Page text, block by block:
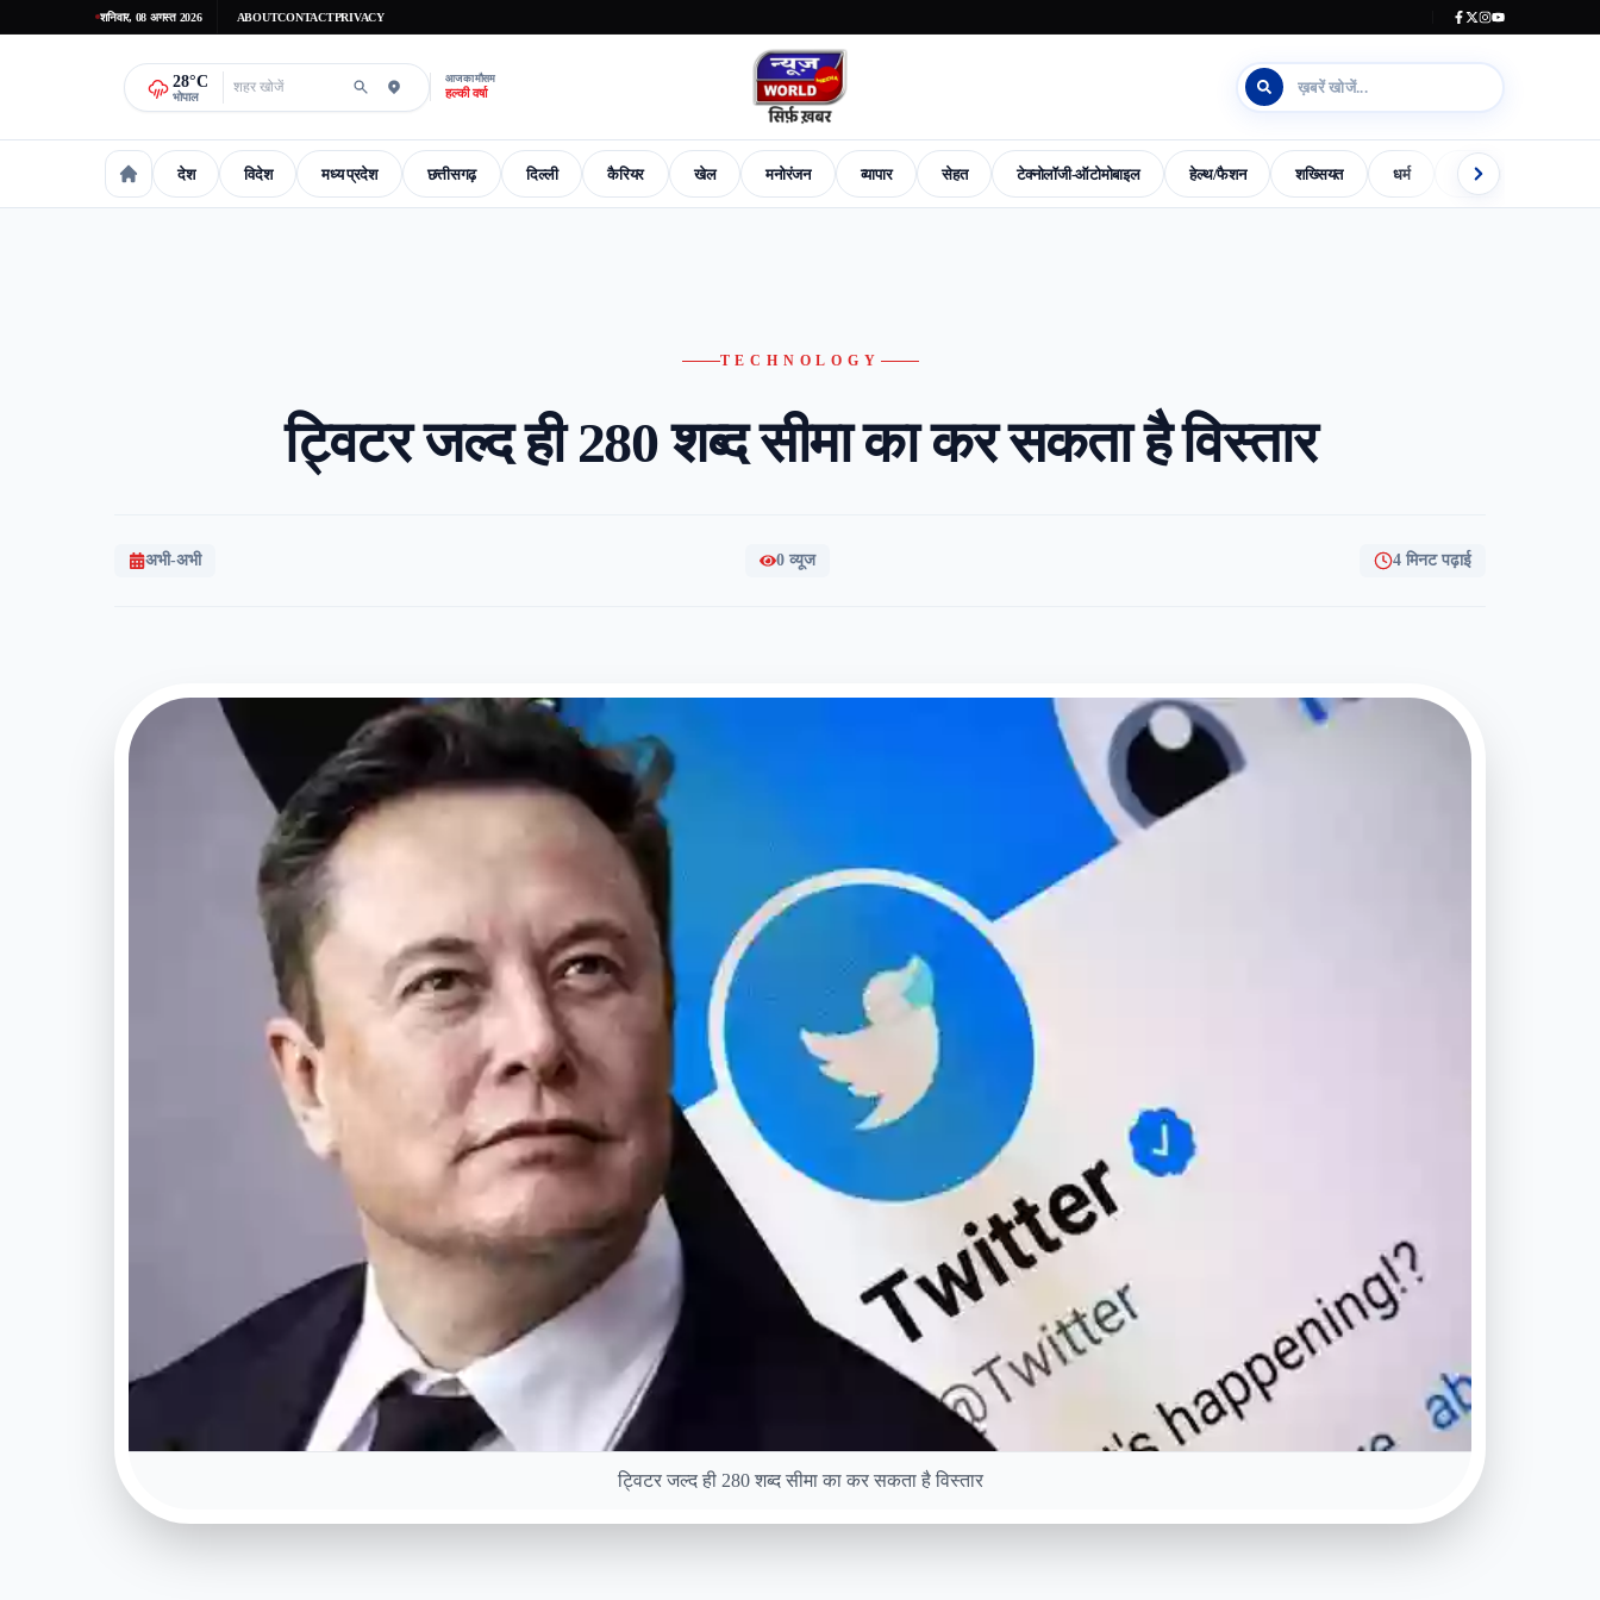
शनिवार, 08 अगस्त 2026 ABOUTCONTACTPRIVACY
28°C
भोपाल
आज का मौसम
हल्की वर्षा
देश विदेश मध्य प्रदेश छत्तीसगढ़ दिल्ली कैरियर खेल मनोरंजन व्यापार सेहत टेक्नोलॉजी-ऑटोमोबाइल हेल्थ/फैशन शख्सियत धर्म इलेक्शन काउंटडाउन
nationalInternational madhaya-pradesh ChhattisgarhDelhi-News Career SportsEntertainment BusinessHealthTech-News Fashion News-World-Special Dharm Madhya-Pradesh-Election-2023
TECHNOLOGY
ट्विटर जल्द ही 280 शब्द सीमा का कर सकता है विस्तार
अभी-अभी 0 व्यूज 4 मिनट पढ़ाई
ट्विटर जल्द ही 280 शब्द सीमा का कर सकता है विस्तार